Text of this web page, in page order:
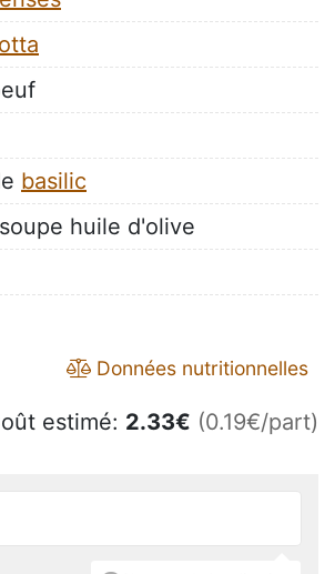
basilic
huile d'olive
Données nutritionnelles
estimé: 2.33€ (0.19€/part)